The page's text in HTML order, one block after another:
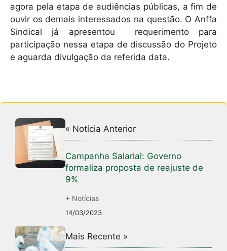
agora pela etapa de audiências públicas, a fim de
ouvir os demais interessados na questão. O Anffa
Sindical já apresentou requerimento para
participação nessa etapa de discussão do Projeto
e aguarda divulgação da referida data.
« Notícia Anterior
Campanha Salarial: Governo
formaliza proposta de reajuste de
9%
+ Notícias
14/03/2023
Mais Recente »